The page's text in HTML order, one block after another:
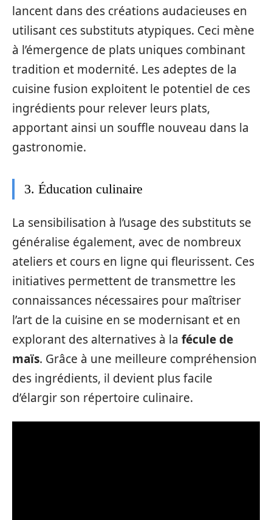
lancent dans des créations audacieuses en
utilisant ces substituts atypiques. Ceci mène
à l’émergence de plats uniques combinant
tradition et modernité. Les adeptes de la
cuisine fusion exploitent le potentiel de ces
ingrédients pour relever leurs plats,
apportant ainsi un souffle nouveau dans la
gastronomie.
3. Éducation culinaire
La sensibilisation à l’usage des substituts se
généralise également, avec de nombreux
ateliers et cours en ligne qui fleurissent. Ces
initiatives permettent de transmettre les
connaissances nécessaires pour maîtriser
l’art de la cuisine en se modernisant et en
explorant des alternatives à la fécule de
maïs. Grâce à une meilleure compréhension
des ingrédients, il devient plus facile
d’élargir son répertoire culinaire.